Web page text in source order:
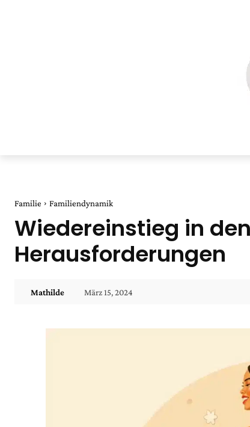
Familie Familiendynamik
Wiedereinstieg in
Herausforderungen
Mathilde März 15, 2024